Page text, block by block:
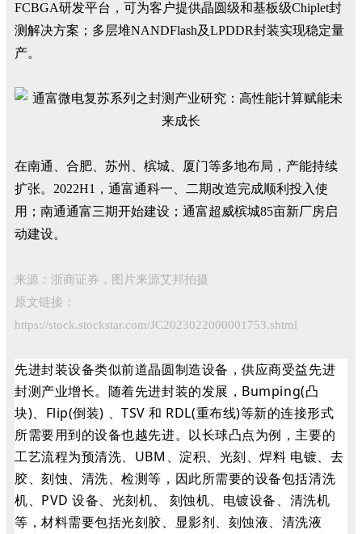
FCBGA研发平台，可为客户提供晶圆级和基板级Chiplet封
测解决方案；多层堆NANDFlash及LPDDR封装实现稳定量
产。
在南通、合肥、苏州、槟城、厦门等多地布局，产能持续
扩张。2022H1，通富通科一、二期改造完成顺利投入使
用；南通通富三期开始建设；通富超威槟城85亩新厂房启
动建设。
来源：浙商证券，图片来源艾邦拍摄
原文链接：
https://stock.stockstar.com/JC2023022000001753.shtml
先进封装设备类似前道晶圆制造设备，供应商受益先进
封测产业增长。随着先进封装的发展，Bumping(凸
块)、Flip(倒装) 、TSV 和 RDL(重布线)等新的连接形式
所需要用到的设备也越先进。以长球凸点为例，主要的
工艺流程为预清洗、UBM、淀积、光刻、焊料 电镀、去
胶、刻蚀、清洗、检测等，因此所需要的设备包括清洗
机、PVD 设备、光刻机、 刻蚀机、电镀设备、清洗机
等，材料需要包括光刻胶、显影剂、刻蚀液、清洗液